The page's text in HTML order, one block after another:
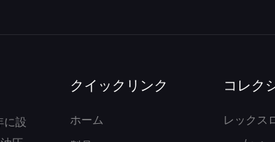
に設
クイックリンク
ホーム
コレク
レックス